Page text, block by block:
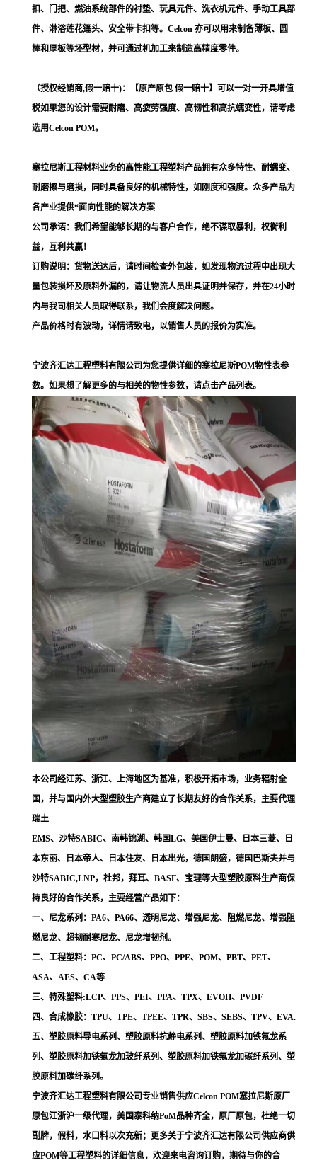
扣、门把、燃油系统部件的衬垫、玩具元件、洗衣机元件、手动工具部
件、淋浴莲花篷头、安全带卡扣等。Celcon 亦可以用来制备薄板、圆
棒和厚板等坯型材，并可通过机加工来制造高精度零件。
（授权经销商,假一赔十)：【原产原包 假一赔十】可以一对一开具增值
税如果您的设计需要耐磨、高疲劳强度、高韧性和高抗蠕变性，请考虑
选用Celcon POM。
塞拉尼斯工程材料业务的高性能工程塑料产品拥有众多特性、耐蠕变、
耐磨擦与磨损，同时具备良好的机械特性，如刚度和强度。众多产品为
各产业提供“面向性能的解决方案
公司承诺：我们希望能够长期的与客户合作，绝不谋取暴利，权衡利
益，互利共赢！
订购说明：货物送达后，请时间检查外包装，如发现物流过程中出现大
量包装损坏及原料外漏的，请让物流人员出具证明并保存，并在24小时
内与我司相关人员取得联系，我们会度解决问题。
产品价格时有波动，详情请致电，以销售人员的报价为实准。
宁波齐汇达工程塑料有限公司为您提供详细的塞拉尼斯POM物性表参
数。如果想了解更多的与相关的物性参数，请点击产品列表。
本公司经江苏、浙江、上海地区为基准，积极开拓市场，业务辐射全
国，并与国内外大型塑胶生产商建立了长期友好的合作关系，主要代理
瑞土
EMS、沙特SABIC、南韩锦湖、韩国LG、美国伊士曼、日本三菱、日
本东丽、日本帝人、日本住友、日本出光，德国朗盛，德国巴斯夫并与
沙特SABIC,LNP，杜邦，拜耳、BASF、宝理等大型塑胶原料生产商保
持良好的合作关系，主要经营产品如下：
一、尼龙系列：PA6、PA66、透明尼龙、增强尼龙、阻燃尼龙、增强阻
燃尼龙、超韧耐寒尼龙、尼龙增韧剂。
二、工程塑料：PC、PC/ABS、PPO、PPE、POM、PBT、PET、
ASA、AES、CA等
三、特殊塑料:LCP、PPS、PEI、PPA、TPX、EVOH、PVDF
四、合成橡胶：TPU、TPE、TPEE、TPR、SBS、SEBS、TPV、EVA.
五、塑胶原料导电系列、塑胶原料抗静电系列、塑胶原料加铁氟龙系
列、塑胶原料加铁氟龙加玻纤系列、塑胶原料加铁氟龙加碳纤系列、塑
胶原料加碳纤系列。
宁波齐汇达工程塑料有限公司专业销售供应Celcon POM塞拉尼斯原厂
原包江浙沪一级代理，美国泰科纳PoM品种齐全，原厂原包，杜绝一切
副牌，假料，水口料以次充新；更多关于宁波齐汇达有限公司供应商供
应POM等工程塑料的详细信息，欢迎来电咨询订购，期待与你的合